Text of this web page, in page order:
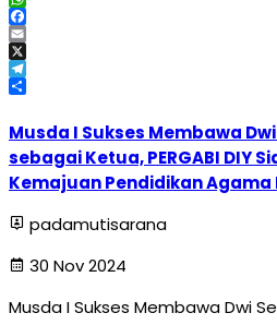
WhatsApp
Facebook
Email
X
Telegram
Musda I Sukses Membawa
sebagai Ketua, PERGABI DIY
Kemajuan Pendidikan Agama
padamutisarana
30 Nov 2024
Musda I Sukses Membawa Dwi